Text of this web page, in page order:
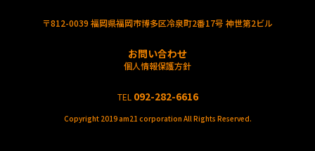
〒812-0039 福岡県福岡市博多区冷泉町2番17号 神世第2ビル
お問い合わせ
個人情報保護方針
TEL 092-282-6616
Copyright 2019 am21 corporation All Rights Reserved.